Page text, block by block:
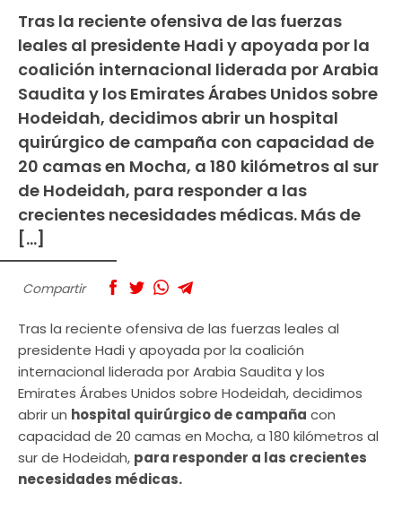
Tras la reciente ofensiva de las fuerzas
leales al presidente Hadi y apoyada por la
coalición internacional liderada por Arabia
Saudita y los Emirates Árabes Unidos sobre
Hodeidah, decidimos abrir un hospital
quirúrgico de campaña con capacidad de
20 camas en Mocha, a 180 kilómetros al sur
de Hodeidah, para responder a las
crecientes necesidades médicas. Más de
[…]
Compartir
Tras la reciente ofensiva de las fuerzas leales al
presidente Hadi y apoyada por la coalición
internacional liderada por Arabia Saudita y los
Emirates Árabes Unidos sobre Hodeidah, decidimos
abrir un hospital quirúrgico de campaña con
capacidad de 20 camas en Mocha, a 180 kilómetros al
sur de Hodeidah, para responder a las crecientes
necesidades médicas.